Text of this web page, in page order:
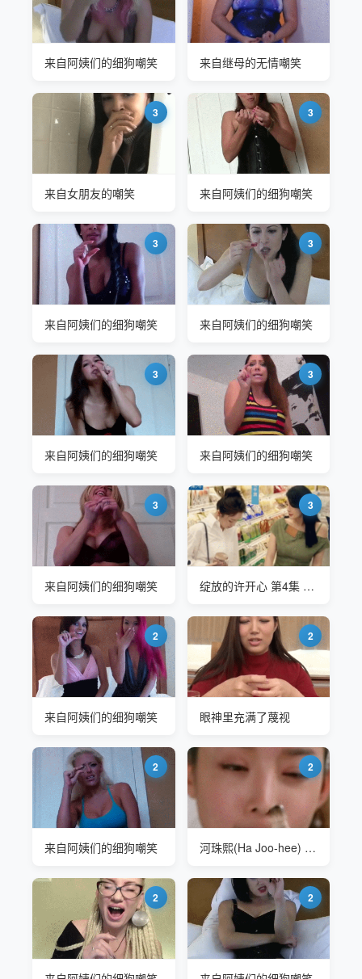
来自阿姨们的细狗嘲笑 来自继母的无情嘲笑
3
来自女朋友的嘲笑
3
来自阿姨们的细狗嘲笑
3
来自阿姨们的细狗嘲笑
3
来自阿姨们的细狗嘲笑
3
来自阿姨们的细狗嘲笑
3
来自阿姨们的细狗嘲笑
3
来自阿姨们的细狗嘲笑
3
绽放的许开心 第4集 张雨绮嘲笑于欣禾胸小
2
来自阿姨们的细狗嘲笑
2
眼神里充满了蔑视
2
来自阿姨们的细狗嘲笑
2
河珠熙(Ha Joo-hee) 恋爱的味道 嘲笑小蘑菇
2 2